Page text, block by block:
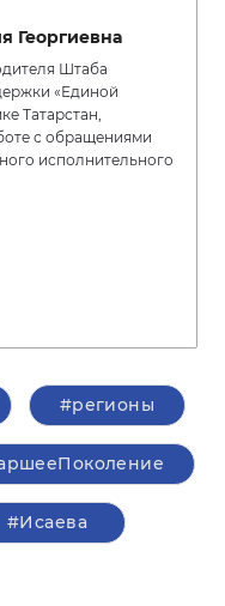
Георгиевна
Штаба
«Единой
Татарстан,
с обращениями
исполнительного
#регионы
#Исаева